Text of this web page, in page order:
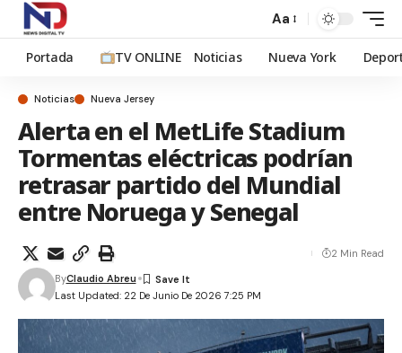
Aa
Portada TV ONLINE Noticias Nueva York
Noticias Nueva Jersey
Alerta en el MetLife Stadium
Tormentas eléctricas podrían
retrasar partido del Mundial
entre Noruega y Senegal
Last Updated: 22 De Junio De 2026 7:25 PM
ByClaudio Abreu
2 Min Read